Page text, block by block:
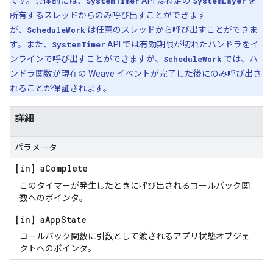
所有するスレッドからのみ呼び出すことができます
が、 ScheduleWork は任意のスレッドから呼び出すことができま
す。また、 SystemTimer API では有効期限が切れたハンドラをイ
ンラインで呼び出すことができますが、 ScheduleWork では、ハ
ンドラ関数が現在の Weave イベントが完了した後にのみ呼び出さ
れることが保証されます。
詳細
パラメータ
[in] aComplete
このタイマーが発生したときに呼び出されるコールバック関
数へのポインタ。
[in] aAppState
コールバック関数に引数として渡されるアプリ状態オブジェ
クトへのポインタ。